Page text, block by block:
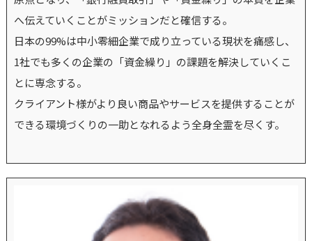
へ伝えていくことがミッションだと確信する。
日本の99%は中小零細企業で成り立っている現状を痛感し、
1社でも多くの企業の「資金繰り」の課題を解決していくこ
とに専念する。
クライアント様がより良い商品やサービスを提供することが
できる環境づくりの一助となれるよう全身全霊を尽くす。